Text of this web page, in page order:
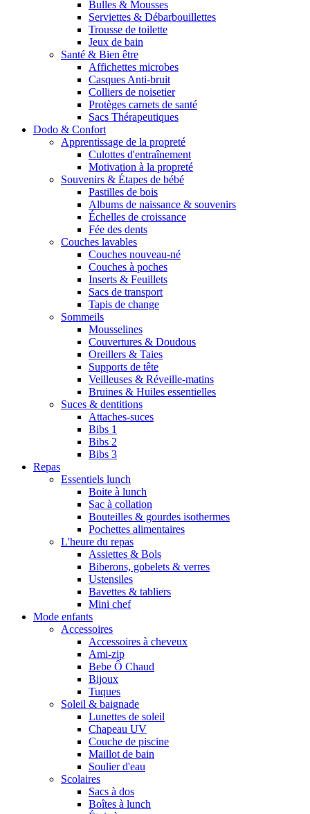
Bulles & Mousses
Serviettes & Débarbouillettes
Trousse de toilette
Jeux de bain
Santé & Bien être
Affichettes microbes
Casques Anti-bruit
Colliers de noisetier
Protèges carnets de santé
Sacs Thérapeutiques
Dodo & Confort
Apprentissage de la propreté
Culottes d'entraînement
Motivation à la propreté
Souvenirs & Étapes de bébé
Pastilles de bois
Albums de naissance & souvenirs
Échelles de croissance
Fée des dents
Couches lavables
Couches nouveau-né
Couches à poches
Inserts & Feuillets
Sacs de transport
Tapis de change
Sommeils
Mousselines
Couvertures & Doudous
Oreillers & Taies
Supports de tête
Veilleuses & Réveille-matins
Bruines & Huiles essentielles
Suces & dentitions
Attaches-suces
Bibs 1
Bibs 2
Bibs 3
Repas
Essentiels lunch
Boite à lunch
Sac à collation
Bouteilles & gourdes isothermes
Pochettes alimentaires
L'heure du repas
Assiettes & Bols
Biberons, gobelets & verres
Ustensiles
Bavettes & tabliers
Mini chef
Mode enfants
Accessoires
Accessoires à cheveux
Ami-zip
Bebe Ô Chaud
Bijoux
Tuques
Soleil & baignade
Lunettes de soleil
Chapeau UV
Couche de piscine
Maillot de bain
Soulier d'eau
Scolaires
Sacs à dos
Boîtes à lunch